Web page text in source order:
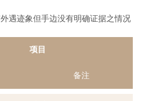
遇迹象但手边没有明确证据之情况
项目
备注